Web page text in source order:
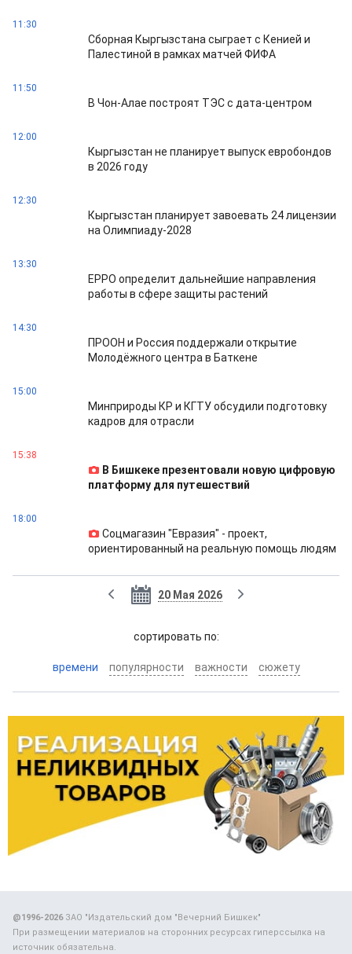
11:30
Сборная Кыргызстана сыграет с Кенией и
Палестиной в рамках матчей ФИФА
11:50
В Чон-Алае построят ТЭС с дата-центром
12:00
Кыргызстан не планирует выпуск евробондов
в 2026 году
12:30
Кыргызстан планирует завоевать 24 лицензии
на Олимпиаду-2028
13:30
EPPO определит дальнейшие направления
работы в сфере защиты растений
14:30
ПРООН и Россия поддержали открытие
Молодёжного центра в Баткене
15:00
Минприроды КР и КГТУ обсудили подготовку
кадров для отрасли
15:38
В Бишкеке презентовали новую цифровую
платформу для путешествий
18:00
Соцмагазин "Евразия" - проект,
ориентированный на реальную помощь людям
20 Мая 2026
cортировать по:
времени популярности важности сюжету
@1996-2026ЗАО "Издательский дом "Вечерний Бишкек"
При размещении материалов на сторонних ресурсах гиперссылка на
источник обязательна.